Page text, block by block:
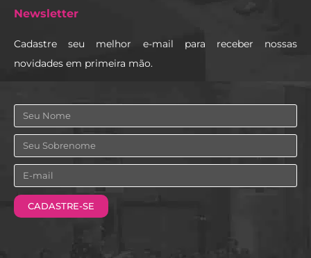
Newsletter
Cadastre seu melhor e-mail para receber nossas
novidades em primeira mão.
Nome
Sobrenome
Email
CADASTRE-SE